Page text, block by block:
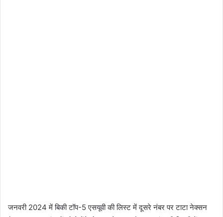
जनवरी 2024 में बिकी टॉप-5 एसयूवी की लिस्ट में दूसरे नंबर पर टाटा नेक्सन